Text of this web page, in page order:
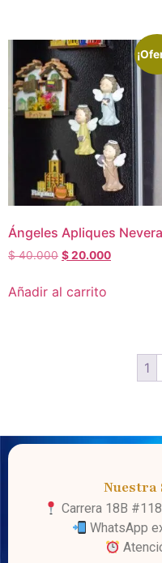
Ángeles Apliques Nevera
$40.000 $20.000
Añadir al carrito
1
Nuestra
Carrera 18B
WhatsApp